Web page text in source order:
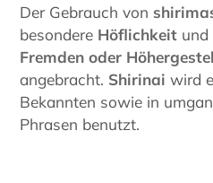
Der Gebrauch von
besondere Höflichkeit und
Fremden oder
angebracht. Shirinai wird
Bekannten sowie in
Phrasen benutzt.